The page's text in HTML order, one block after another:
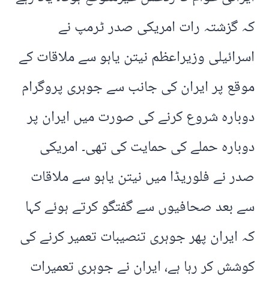
کہ گزشتہ رات امریکی صدر ٹرمپ نے
اسرائیلی وزیراعظم نیتن یاہو سے ملاقات کے
موقع پر ایران کی جانب سے جوہری پروگرام
دوبارہ شروع کرنے کی صورت میں ایران پر
دوبارہ حملے کی حمایت کی تھی۔ امریکی
صدر نے فلوریڈا میں نیتن یاہو سے ملاقات
سے بعد صحافیوں سے گفتگو کرتے ہوئے کہا
کہ ایران پھر جوہری تنصیبات تعمیر کرنے کی
کوشش کر رہا ہے، ایران نے جوہری تعمیرات